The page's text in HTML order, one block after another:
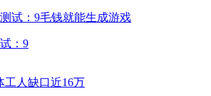
：9